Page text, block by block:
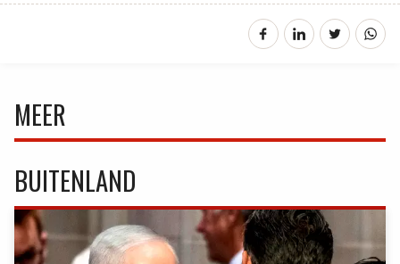
MEER
BUITENLAND